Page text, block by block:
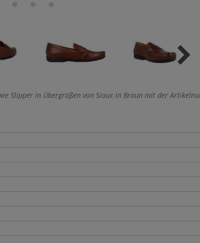
Slipper in Übergrößen von Sioux in Braun mit der